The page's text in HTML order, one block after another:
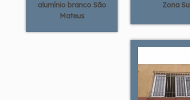
alumínio branco São
Mateus
Zona Sul